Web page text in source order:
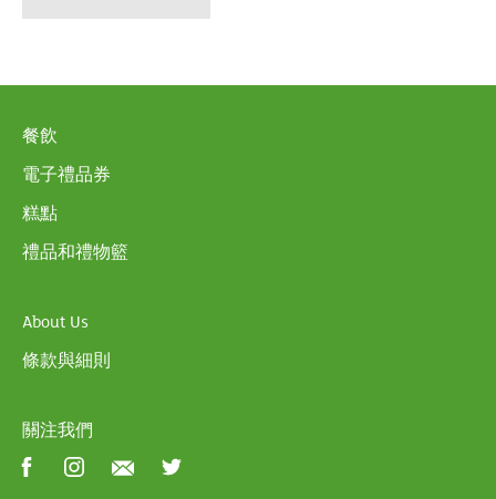
餐飲
電子禮品券
糕點
禮品和禮物籃
About Us
條款與細則
關注我們